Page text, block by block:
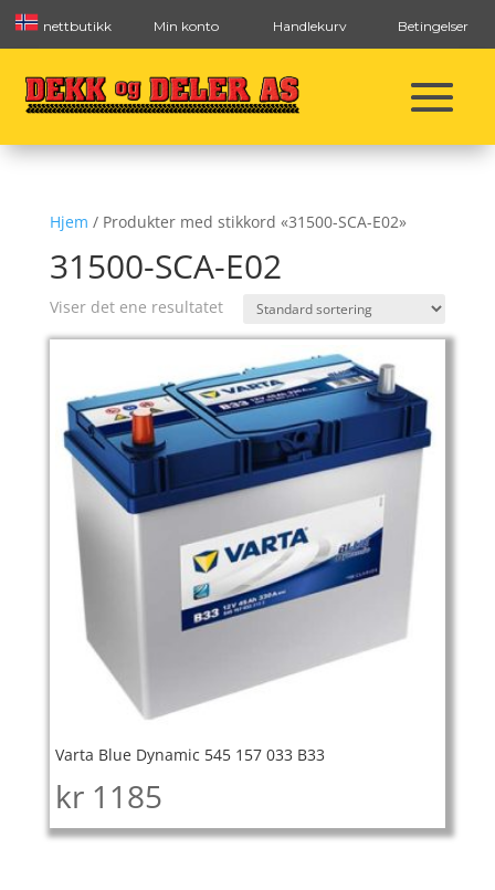
nettbutikk Min konto Handlekurv Betingelser
Hjem / Produkter med stikkord «31500-SCA-E02»
31500-SCA-E02
Viser det ene resultatet
Varta Blue Dynamic 545 157 033 B33
kr 1185